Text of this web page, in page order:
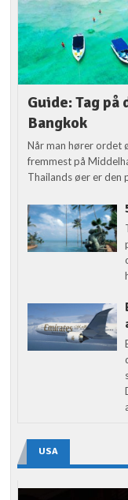
Guide: Tag
Bangkok
Når man hører ordet
fremmest på
Thailands øer er den
USA